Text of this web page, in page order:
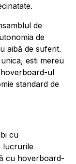
de
de
aibă de suferit.
esti mereu
ul
standard de
cu
lucrurile
cu hoverboard-